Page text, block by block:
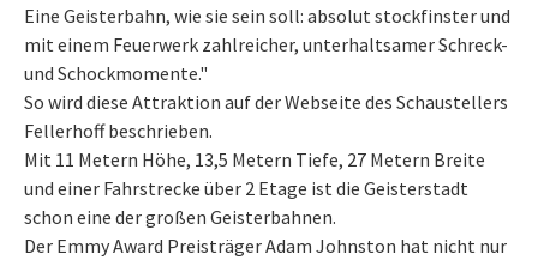
Eine Geisterbahn, wie sie sein soll: absolut stockfinster und
mit einem Feuerwerk zahlreicher, unterhaltsamer Schreck-
und Schockmomente."
So wird diese Attraktion auf der Webseite des Schaustellers
Fellerhoff beschrieben.
Mit 11 Metern Höhe, 13,5 Metern Tiefe, 27 Metern Breite
und einer Fahrstrecke über 2 Etage ist die Geisterstadt
schon eine der großen Geisterbahnen.
Der Emmy Award Preisträger Adam Johnston hat nicht nur